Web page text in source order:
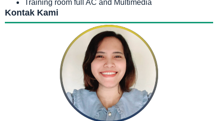
Training room full AC and Multimedia
Kontak Kami